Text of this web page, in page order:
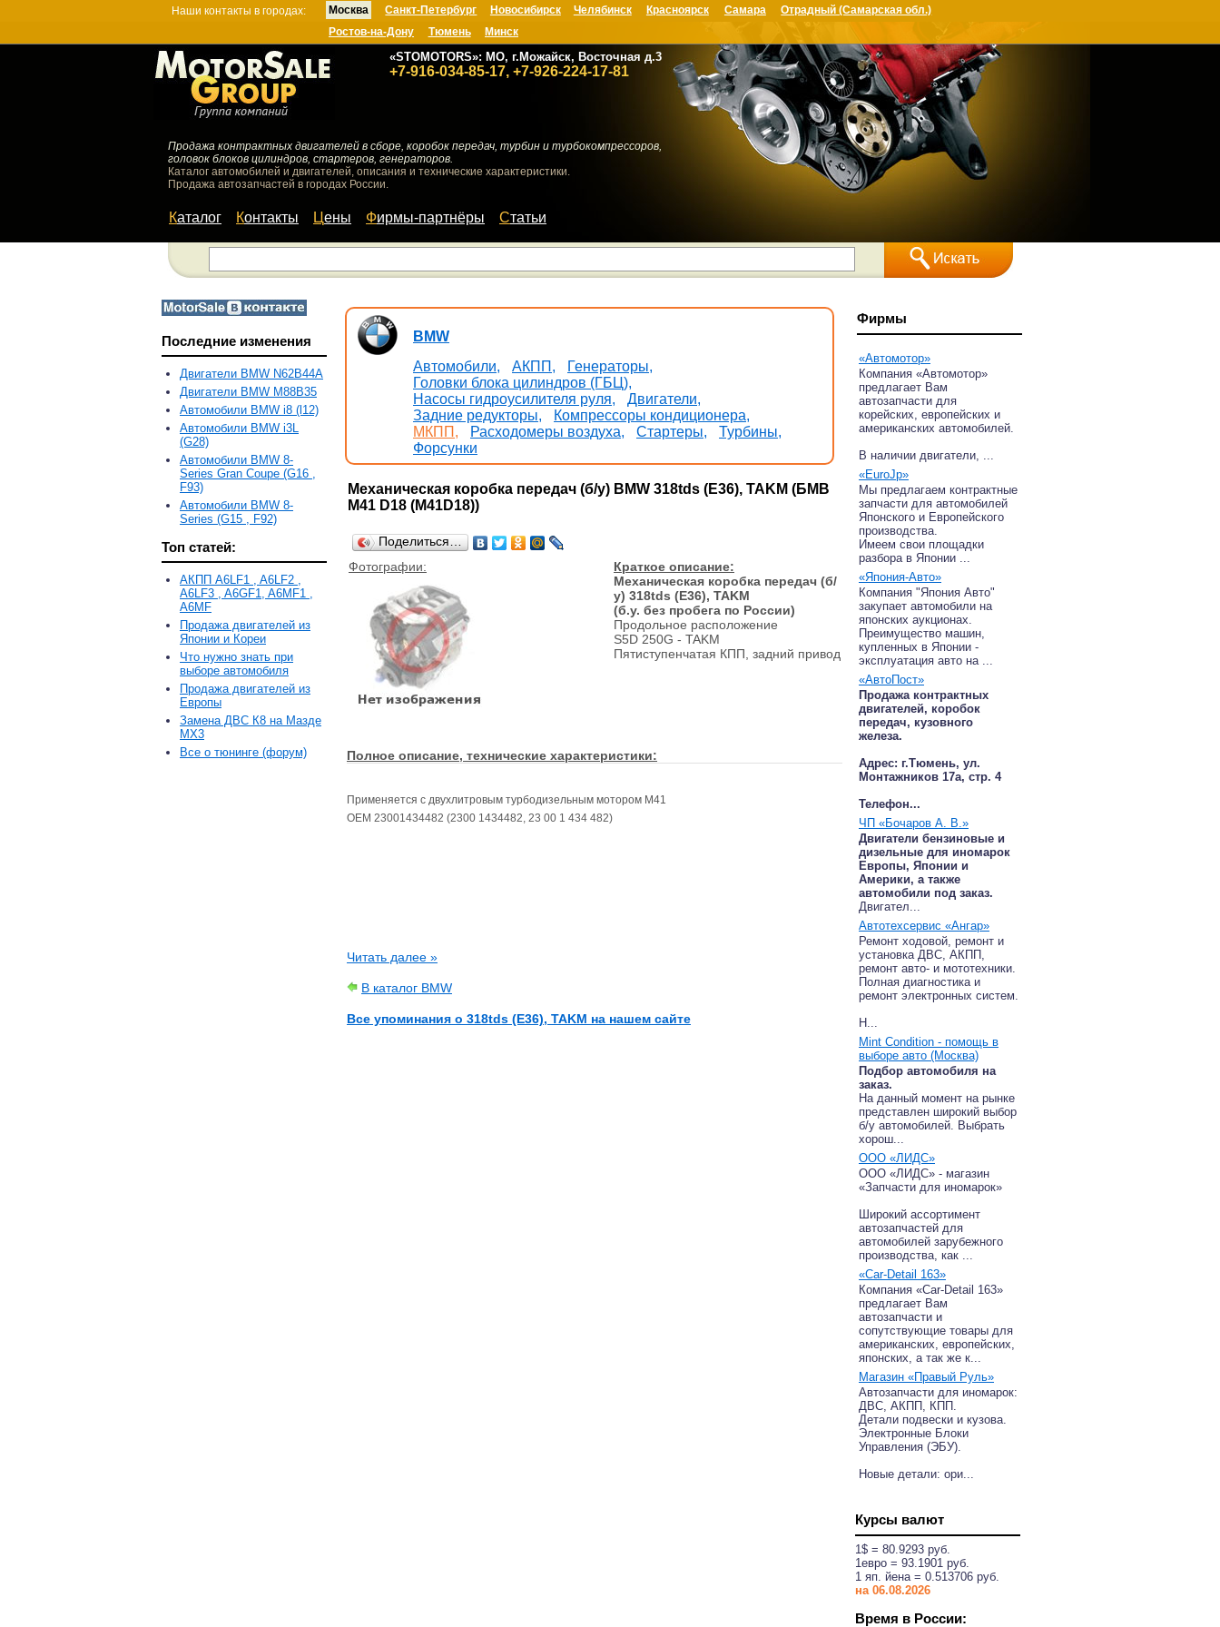
Наши контакты в городах: Москва
«STOMOTORS»: МО, г.Можайск, Восточная д.3
+7-916-034-85-17, +7-926-224-17-81
Санкт-Петербург Новосибирск Челябинск Красноярск Самара
Отрадный (Самарская обл.)
Ростов-на-Дону
Тюмень Минск
Продажа контрактных двигателей в сборе, коробок передач, турбин и турбокомпрессоров,
головок блоков цилиндров, стартеров, генераторов.
Каталог автомобилей и двигателей, описания и технические характеристики.
Продажа автозапчастей в городах России.
Каталог Контакты Цены Фирмы-партнёры Статьи
Последние изменения
Двигатели BMW N62B44A
Двигатели BMW M88B35
Автомобили BMW i8 (l12)
Автомобили BMW i3L
(G28)
Автомобили BMW 8-
Series Gran Coupe (G16 ,
F93)
Автомобили BMW 8-
Series (G15 , F92)
Топ статей:
АКПП A6LF1 , A6LF2 ,
A6LF3 , A6GF1, A6MF1 ,
A6MF
Продажа двигателей из
Японии и Кореи
Что нужно знать при
выборе автомобиля
Продажа двигателей из
Европы
Замена ДВС К8 на Мазде
MX3
Все о тюнинге (форум)
BMW
Автомобили,
АКПП,
Генераторы,
Головки блока цилиндров (ГБЦ),
Насосы гидроусилителя руля,
Двигатели,
Задние редукторы,
Компрессоры кондиционера,
МКПП,
Расходомеры воздуха, Стартеры,
Турбины,
Форсунки
Механическая коробка передач (б/у) BMW 318tds (E36), TAKM (БМВ
M41 D18 (M41D18))
Поделиться…
Фотографии:
Краткое описание:
Механическая коробка передач (б/
у) 318tds (E36), TAKM
(б.у. без пробега по России)
Продольное расположение
S5D 250G - TAKM
Пятиступенчатая КПП, задний привод
Полное описание, технические характеристики:
Применяется с двухлитровым турбодизельным мотором M41
OEM 23001434482 (2300 1434482, 23 00 1 434 482)
Читать далее »
В каталог BMW
Все упоминания о 318tds (E36), TAKM на нашем сайте
Фирмы
«Автомотор»
Компания «Автомотор»
предлагает Вам
автозапчасти для
корейских, европейских и
американских автомобилей.
В наличии двигатели, ...
«EuroJp»
Мы предлагаем контрактные
запчасти для автомобилей
Японского и Европейского
производства.
Имеем свои площадки
разбора в Японии ...
«Япония-Авто»
Компания "Япония Авто"
закупает автомобили на
японских аукционах.
Преимущество машин,
купленных в Японии -
эксплуатация авто на ...
«АвтоПост»
Продажа контрактных
двигателей, коробок
передач, кузовного
железа.
Адрес: г.Тюмень, ул.
Монтажников 17а, стр. 4
Телефон...
ЧП «Бочаров А. В.»
Двигатели бензиновые и
дизельные для иномарок
Европы, Японии и
Америки, а также
автомобили под заказ.
Двигател...
Автотехсервис «Ангар»
Ремонт ходовой, ремонт и
установка ДВС, АКПП,
ремонт авто- и мототехники.
Полная диагностика и
ремонт электронных систем.
Н...
Mint Condition - помощь в
выборе авто (Москва)
Подбор автомобиля на
заказ.
На данный момент на рынке
представлен широкий выбор
б/у автомобилей. Выбрать
хорош...
ООО «ЛИДС»
ООО «ЛИДС» - магазин
«Запчасти для иномарок»
Широкий ассортимент
автозапчастей для
автомобилей зарубежного
производства, как ...
«Car-Detail 163»
Компания «Car-Detail 163»
предлагает Вам
автозапчасти и
сопутствующие товары для
американских, европейских,
японских, а так же к...
Магазин «Правый Руль»
Автозапчасти для иномарок:
ДВС, АКПП, КПП.
Детали подвески и кузова.
Электронные Блоки
Управления (ЭБУ).
Новые детали: ори...
Курсы валют
1$ = 80.9293 руб.
1eвро = 93.1901 руб.
1 яп. йена = 0.513706 руб.
на 06.08.2026
Время в России: